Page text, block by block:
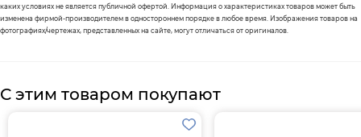
каких условиях не является публичной офертой. Информация о характеристиках товаров может быть
изменена фирмой-производителем в одностороннем порядке в любое время. Изображения товаров на
фотографиях/чертежах, представленных на сайте, могут отличаться от оригиналов.
С этим товаром покупают